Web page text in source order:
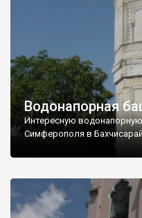
Водонапорная
Интересную
Симферополя в